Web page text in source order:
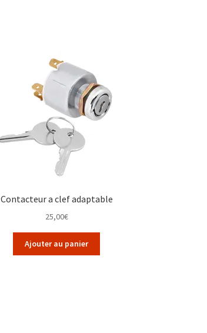
Contacteur a clef adaptable
25,00€
Ajouter au panier